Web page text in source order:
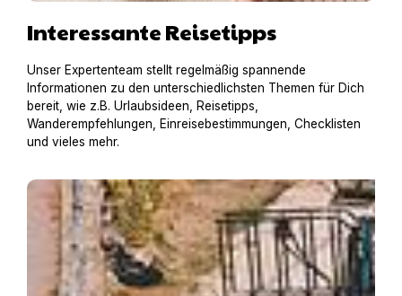
Interessante Reisetipps
Unser Expertenteam stellt regelmäßig spannende
Informationen zu den unterschiedlichsten Themen für Dich
bereit, wie z.B. Urlaubsideen, Reisetipps,
Wanderempfehlungen, Einreisebestimmungen, Checklisten
und vieles mehr.
Hausboot mit Hund